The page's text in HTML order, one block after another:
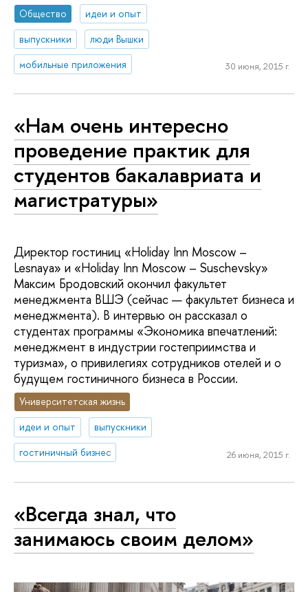
Общество
идеи и опыт
выпускники
люди Вышки
мобильные приложения
30 июня, 2015 г.
«Нам очень интересно
проведение практик для
студентов бакалавриата и
магистратуры»
Директор гостиниц «Holiday Inn Moscow –
Lesnaya» и «Holiday Inn Moscow – Suschevsky»
Максим Бродовский окончил факультет
менеджмента ВШЭ (сейчас — факультет бизнеса и
менеджмента). В интервью он рассказал о
студентах программы «Экономика впечатлений:
менеджмент в индустрии гостеприимства и
туризма», о привилегиях сотрудников отелей и о
будущем гостиничного бизнеса в России.
Университетская жизнь
идеи и опыт
выпускники
гостиничный бизнес
26 июня, 2015 г.
«Всегда знал, что
занимаюсь своим делом»